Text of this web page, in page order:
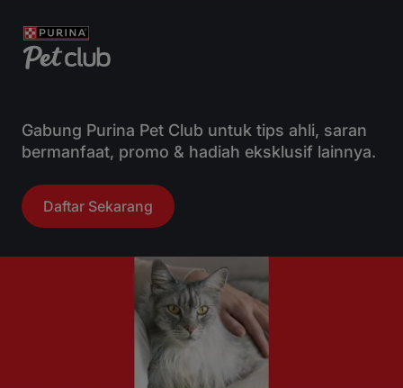
Gabung Purina Pet Club untuk tips ahli, saran
bermanfaat, promo & hadiah eksklusif lainnya.
Daftar Sekarang